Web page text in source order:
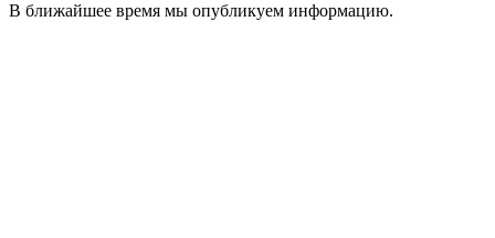
В ближайшее время мы опубликуем информацию.